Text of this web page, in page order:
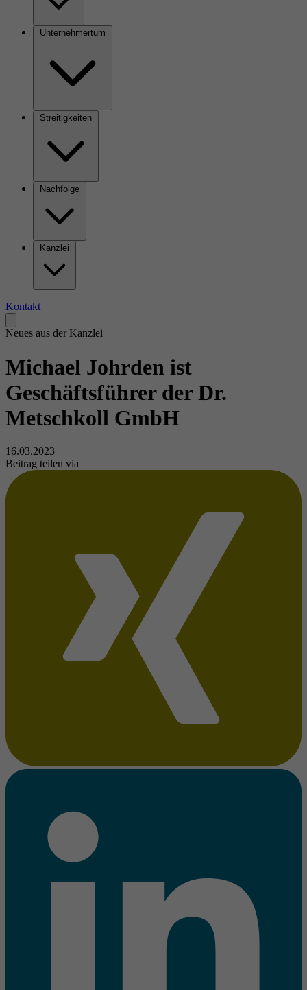
Unternehmertum
Streitigkeiten
Nachfolge
Kanzlei
Kontakt
Neues aus der Kanzlei
Michael Johrden ist
Geschäftsführer der Dr.
Metschkoll GmbH
16.03.2023
Beitrag teilen via